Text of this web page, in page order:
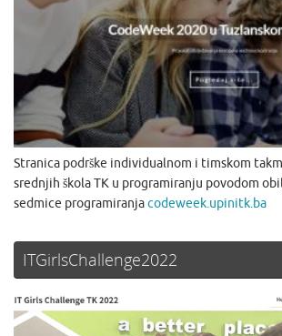
Stranica podrške individualnom i timskom
srednjih škola TK u programiranju povodom
sedmice programiranjacodeweek.upinitk.ba
ITGirlsChallenge2022